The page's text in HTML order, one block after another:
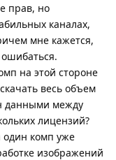
прав, но
каналах,
мне кажется,
ошибаться.
на этой стороне
весь объем
данными между
лицензий?
один комп уже
изображений